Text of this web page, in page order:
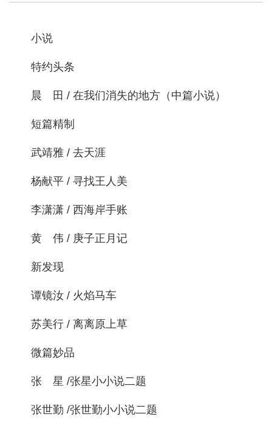
小说
特约头条
晨 田 / 在我们消失的地方（中篇小说）
短篇精制
武靖雅 / 去天涯
杨献平 / 寻找王人美
李潇潇 / 西海岸手账
黄 伟 / 庚子正月记
新发现
谭镜汝 / 火焰马车
苏美行 / 离离原上草
微篇妙品
张 星 /张星小小说二题
张世勤 /张世勤小小说二题